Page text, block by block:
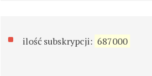
ilość subskrypcji: 687000